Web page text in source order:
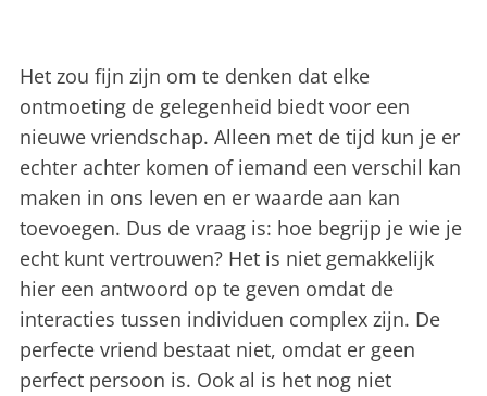
Het zou fijn zijn om te denken dat elke
ontmoeting de gelegenheid biedt voor een
nieuwe vriendschap. Alleen met de tijd kun je er
echter achter komen of iemand een verschil kan
maken in ons leven en er waarde aan kan
toevoegen. Dus de vraag is: hoe begrijp je wie je
echt kunt vertrouwen? Het is niet gemakkelijk
hier een antwoord op te geven omdat de
interacties tussen individuen complex zijn. De
perfecte vriend bestaat niet, omdat er geen
perfect persoon is. Ook al is het nog niet